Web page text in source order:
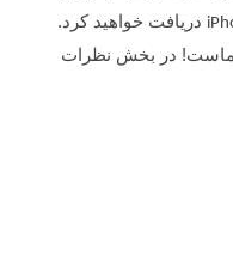
دریافت خواهید کرد.
در بخش نظرات